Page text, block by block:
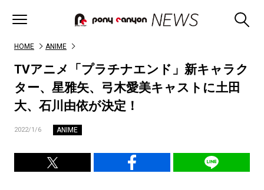
HOME ANIME
TVアニメ「プラチナエンド」新キャラク
ター、星雅矢、弓木愛美キャストに土田
大、石川由依が決定！
2022/1/6 ANIME